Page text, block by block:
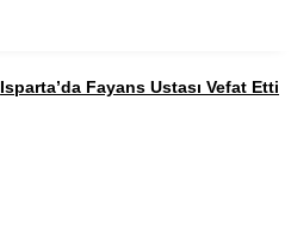
Isparta’da Fayans Ustası Vefat Etti